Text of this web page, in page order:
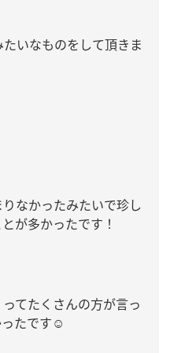
いなものをして頂きま
なかったみたいで珍し
が多かったです！
てたくさんの方が言っ
たです☺️